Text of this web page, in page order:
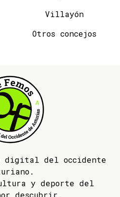
Villayón
Otros concejos
digital del occidente
y deporte del
descubrir.